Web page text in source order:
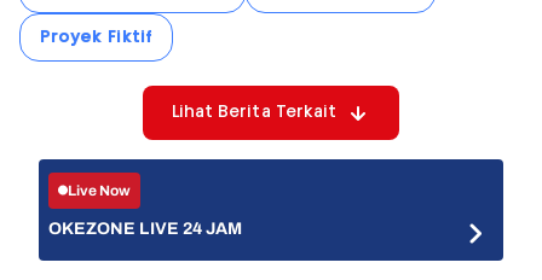
Proyek Fiktif
Lihat Berita Terkait
Live Now
OKEZONE LIVE 24 JAM